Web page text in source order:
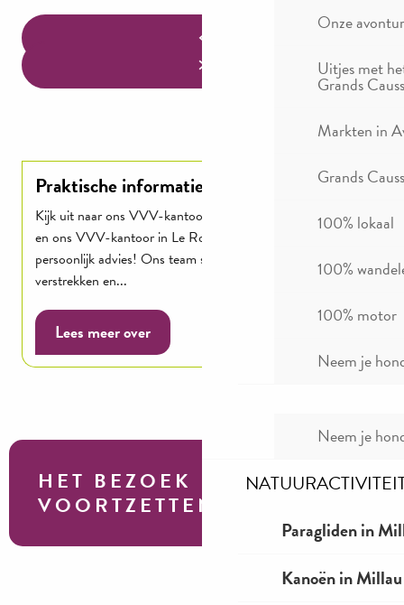
Onze
Uitjes met
Grands
Markten in
Grands
100% lokaal
100%
100% motor
Neem je
Neem je
Paragliden in
Kanoën in
Praktische informatie
Kijk uit naar ons VVV-kantoor in Millau Grands Causses
en ons VVV-kantoor in Le Rozier voor ideeën en
persoonlijk advies! Ons team staat klaar om informatie te
verstrekken en...
Lees meer over
HET BEZOEK
VOORTZETTEN